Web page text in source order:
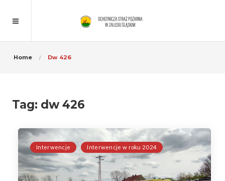
Home Dw 426
Tag: dw 426
Interwencje Interwencje w roku 2024